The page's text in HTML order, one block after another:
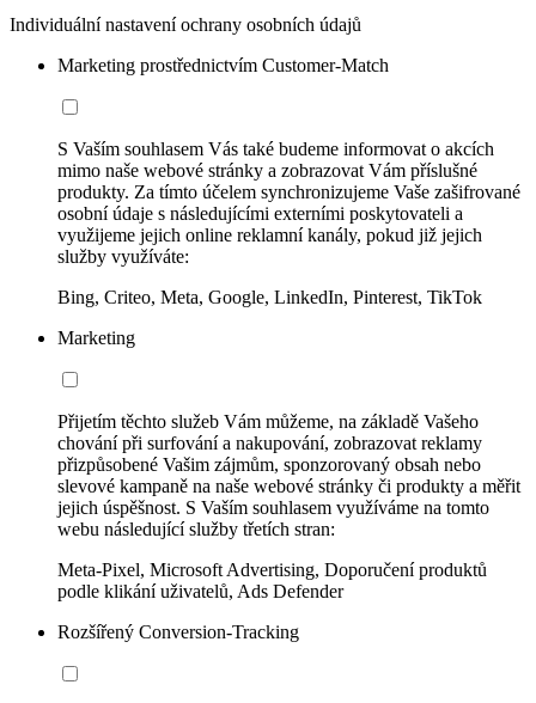
Individuální nastavení ochrany osobních údajů
Marketing prostřednictvím Customer-Match
S Vaším souhlasem Vás také budeme informovat o akcích
mimo naše webové stránky a zobrazovat Vám příslušné
produkty. Za tímto účelem synchronizujeme Vaše zašifrované
osobní údaje s následujícími externími poskytovateli a
využijeme jejich online reklamní kanály, pokud již jejich
služby využíváte:
Bing, Criteo, Meta, Google, LinkedIn, Pinterest, TikTok
Marketing
Přijetím těchto služeb Vám můžeme, na základě Vašeho
chování při surfování a nakupování, zobrazovat reklamy
přizpůsobené Vašim zájmům, sponzorovaný obsah nebo
slevové kampaně na naše webové stránky či produkty a měřit
jejich úspěšnost. S Vaším souhlasem využíváme na tomto
webu následující služby třetích stran:
Meta-Pixel, Microsoft Advertising, Doporučení produktů
podle klikání uživatelů, Ads Defender
Rozšířený Conversion-Tracking